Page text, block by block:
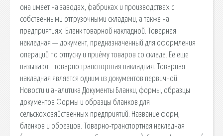
она имеет на заводах, фабриках и производствах с
собственными отгрузочными складами, а также на
предприятиях. Бланк товарной накладной. Товарная
накладная — документ, предназначенный для оформления
операций по отпуску и приёму товаров со склада. Ее еще
называют - товарно транспортная накладная. Товарная
накладная является одним из документов первичной.
Новости и аналитика Документы Бланки, формы, образцы
документов Формы и образцы бланков для
сельскохозяйственных предприятий. Название форм,
бланков и образцов. Товарно-транспортная накладная